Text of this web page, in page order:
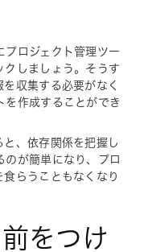
プロジェクト管理ツー
クしましょう。そうす
収集する必要がなく
を作成することができ
と、依存関係を把握し
のが簡単になり、プロ
らうこともなくなり
をつけ